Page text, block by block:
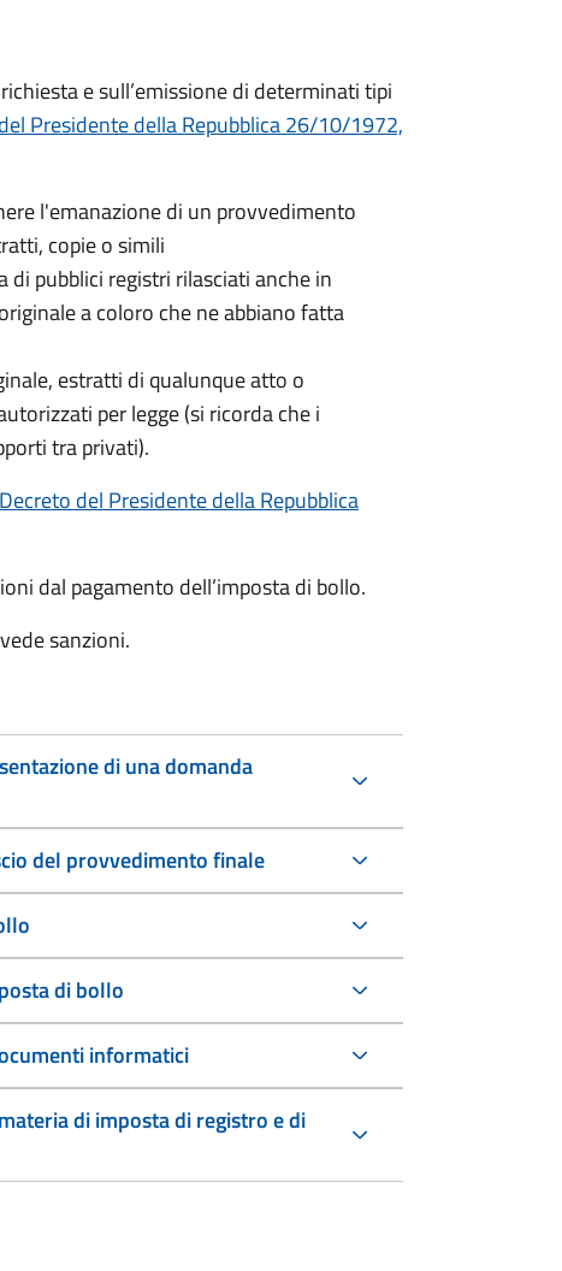
e sull’emissione di determinati tipi
Presidente della Repubblica 26/10/1972,
l'emanazione di un provvedimento
copie o simili
pubblici registri rilasciati anche in
a coloro che ne abbiano fatta
estratti di qualunque atto o
per legge (si ricorda che i
tra privati).
Decreto del Presidente della Repubblica
dal pagamento dell’imposta di bollo.
sanzioni.
di una domanda
del provvedimento finale
di bollo
informatici
di imposta di registro e di